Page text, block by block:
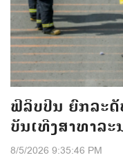
ຟິລິບປິນ ຍົກລະດັ
ບັນເທີງສາທາລະ
8/5/2026 9:35:46 PM